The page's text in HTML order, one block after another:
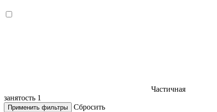
Частичная
занятость 1
Применить фильтры
Сбросить